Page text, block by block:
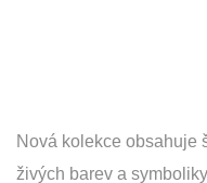
Nová kolekce obsahuje
živých barev a